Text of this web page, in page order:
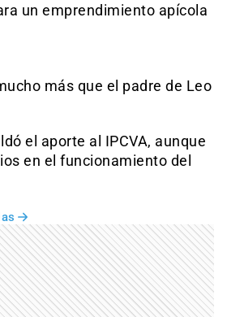
un emprendimiento apícola
más que el padre de Leo
el aporte al IPCVA, aunque
en el funcionamiento del